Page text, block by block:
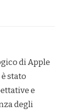
di Apple
stato
e
degli